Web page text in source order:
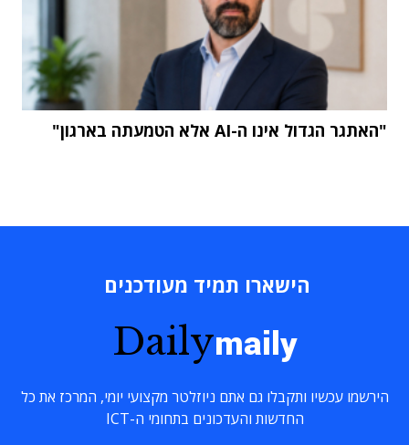
"האתגר הגדול אינו ה-AI אלא הטמעתה בארגון"
הישארו תמיד מעודכנים
Dailymaily
הירשמו עכשיו ותקבלו גם אתם ניוזלטר מקצועי יומי, המרכז את כל
החדשות והעדכונים בתחומי ה-ICT